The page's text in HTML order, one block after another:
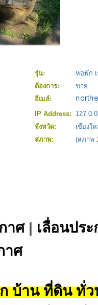
รุ่น:
หอพัก
ต้องการ:
ขาย
อีเมล์:
IP Address:
จังหวัด:
เชียงใ
สภาพ:
(สภาพ
าศ| เลื่อนปร
าศ
บ้าน ที่ดิน ทั่ว